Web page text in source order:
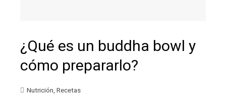
¿Qué es un buddha bowl y
cómo prepararlo?
Nutrición, Recetas